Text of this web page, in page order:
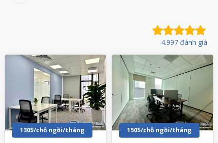
4.997 đánh giá
130$/chỗ ngồi/tháng 150$/chỗ ngồi/tháng